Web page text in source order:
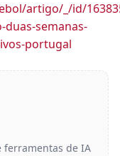
artigo/_/id/
semanas-
portugal
ferramentas de IA